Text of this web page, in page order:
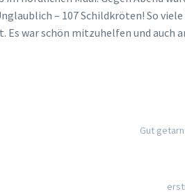
– 107 Schildkröten! So
Es war schön mitzuhelfen und
Gut